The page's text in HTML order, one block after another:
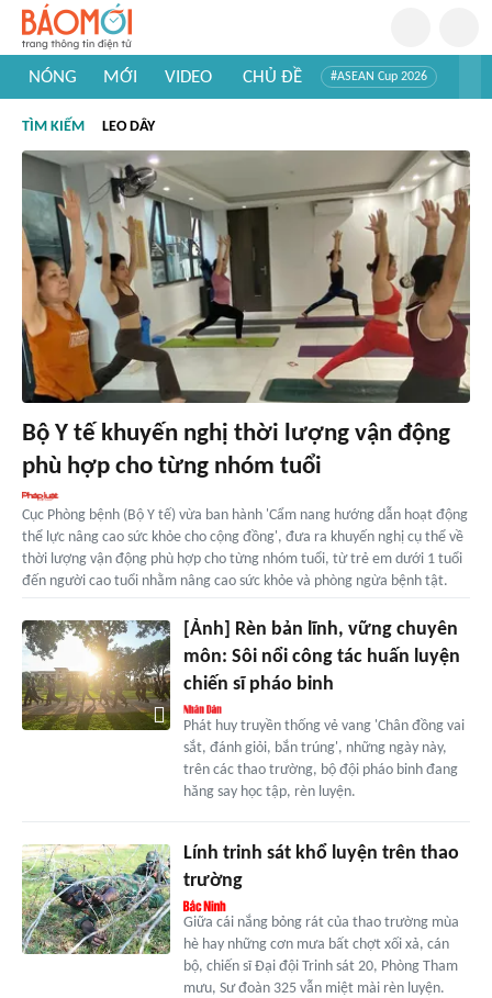
NÓNG MỚI VIDEO CHỦ ĐỀ #ASEAN Cup 2026
#Khám phá thế giới
TÌM KIẾM LEO DÂY
Bộ Y tế khuyến nghị thời lượng vận động
phù hợp cho từng nhóm tuổi
Cục Phòng bệnh (Bộ Y tế) vừa ban hành 'Cẩm nang hướng dẫn hoạt động
thể lực nâng cao sức khỏe cho cộng đồng', đưa ra khuyến nghị cụ thể về
thời lượng vận động phù hợp cho từng nhóm tuổi, từ trẻ em dưới 1 tuổi
đến người cao tuổi nhằm nâng cao sức khỏe và phòng ngừa bệnh tật.
[Ảnh] Rèn bản lĩnh, vững chuyên
môn: Sôi nổi công tác huấn luyện
chiến sĩ pháo binh
Phát huy truyền thống vẻ vang 'Chân đồng vai
sắt, đánh giỏi, bắn trúng', những ngày này,
trên các thao trường, bộ đội pháo binh đang
hăng say học tập, rèn luyện.
Lính trinh sát khổ luyện trên thao
trường
Giữa cái nắng bỏng rát của thao trường mùa
hè hay những cơn mưa bất chợt xối xả, cán
bộ, chiến sĩ Đại đội Trinh sát 20, Phòng Tham
mưu, Sư đoàn 325 vẫn miệt mài rèn luyện.